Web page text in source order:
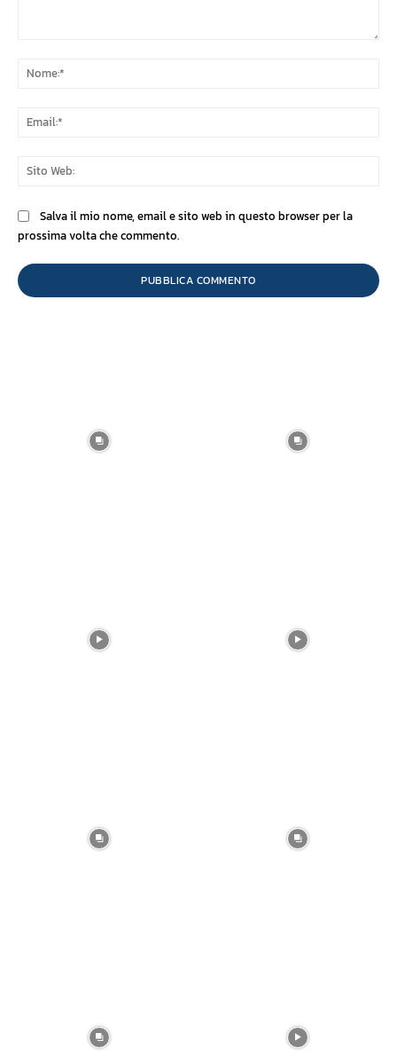
Salva il mio nome, email e sito web in questo browser per la
prossima volta che commento.